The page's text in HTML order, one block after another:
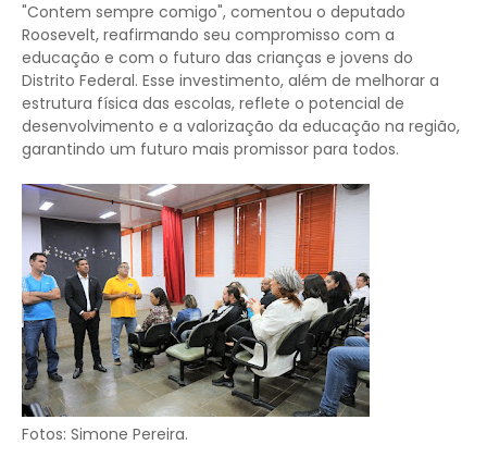
"Contem sempre comigo", comentou o deputado
Roosevelt, reafirmando seu compromisso com a
educação e com o futuro das crianças e jovens do
Distrito Federal. Esse investimento, além de melhorar a
estrutura física das escolas, reflete o potencial de
desenvolvimento e a valorização da educação na região,
garantindo um futuro mais promissor para todos.
Fotos: Simone Pereira.